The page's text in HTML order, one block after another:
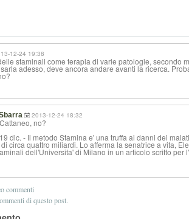
12-24 19:38
staminali come terapia di varie patologie, secondo
adesso, deve ancora andare avanti la ricerca.
2013-12-24 18:32
no?
dic. - Il metodo Stamina e' una truffa ai danni dei
circa quattro miliardi. Lo afferma la senatrice a vita,
dell'Universita' di Milano in un articolo scritto per
commenti
di questo post.